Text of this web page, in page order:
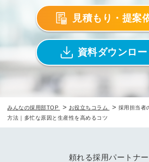
見積もり・提案
資料ダウンロー
みんなの採用部TOP > お役立ちコラム > 採用担当者
方法｜多忙な原因と生産性を高めるコツ
頼れる採用パートナー